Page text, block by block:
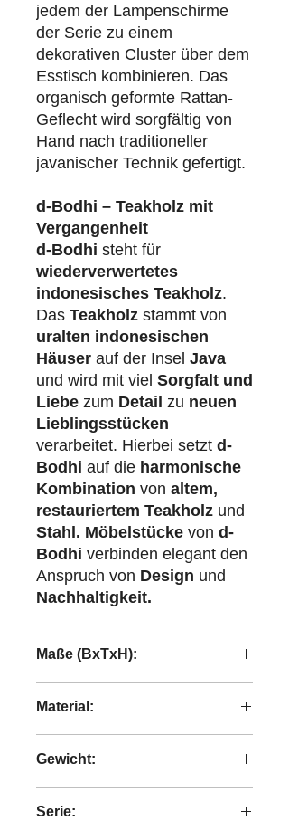
jedem der Lampenschirme
der Serie zu einem
dekorativen Cluster über dem
Esstisch kombinieren. Das
organisch geformte Rattan-
Geflecht wird sorgfältig von
Hand nach traditioneller
javanischer Technik gefertigt.
d-Bodhi – Teakholz mit
Vergangenheit
d-Bodhi steht für
wiederverwertetes
indonesisches Teakholz.
Das Teakholz stammt von
uralten indonesischen
Häuser auf der Insel Java
und wird mit viel Sorgfalt und
Liebe zum Detail zu neuen
Lieblingsstücken
verarbeitet. Hierbei setzt d-
Bodhi auf die harmonische
Kombination von altem,
restauriertem Teakholz und
Stahl. Möbelstücke von d-
Bodhi verbinden elegant den
Anspruch von Design und
Nachhaltigkeit.
Maße (BxTxH):
Material:
Gewicht:
Serie: